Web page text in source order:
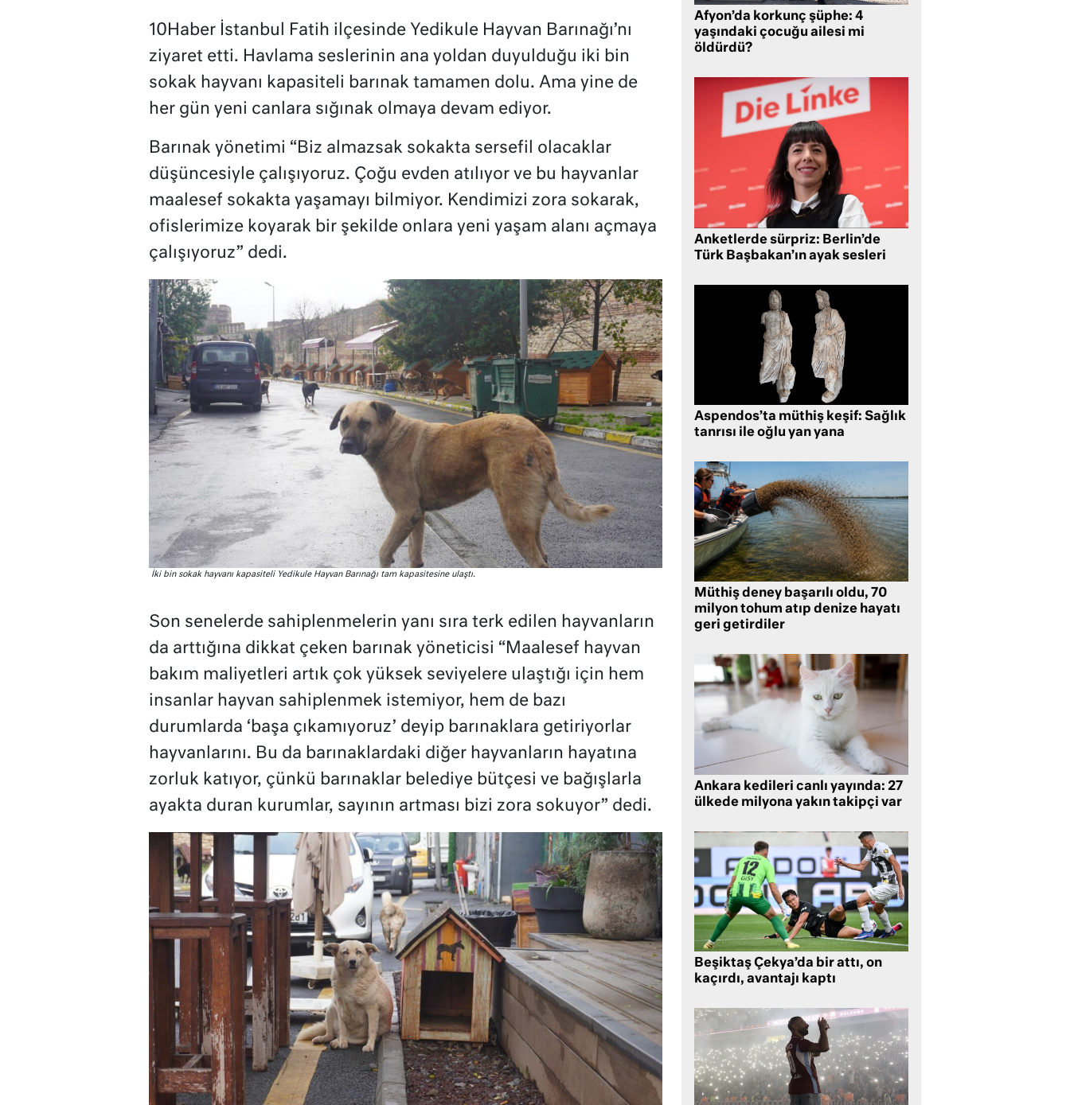
10Haber İstanbul Fatih ilçesinde Yedikule Hayvan Barınağı’nı
ziyaret etti. Havlama seslerinin ana yoldan duyulduğu iki bin
sokak hayvanı kapasiteli barınak tamamen dolu. Ama yine de
her gün yeni canlara sığınak olmaya devam ediyor.
Barınak yönetimi “Biz almazsak sokakta sersefil olacaklar
düşüncesiyle çalışıyoruz. Çoğu evden atılıyor ve bu hayvanlar
maalesef sokakta yaşamayı bilmiyor. Kendimizi zora sokarak,
ofislerimize koyarak bir şekilde onlara yeni yaşam alanı açmaya
çalışıyoruz” dedi.
İki bin sokak hayvanı kapasiteli Yedikule Hayvan Barınağı tam kapasitesine ulaştı.
Son senelerde sahiplenmelerin yanı sıra terk edilen hayvanların
da arttığına dikkat çeken barınak yöneticisi “Maalesef hayvan
bakım maliyetleri artık çok yüksek seviyelere ulaştığı için hem
insanlar hayvan sahiplenmek istemiyor, hem de bazı
durumlarda ‘başa çıkamıyoruz’ deyip barınaklara getiriyorlar
hayvanlarını. Bu da barınaklardaki diğer hayvanların hayatına
zorluk katıyor, çünkü barınaklar belediye bütçesi ve bağışlarla
ayakta duran kurumlar, sayının artması bizi zora sokuyor” dedi.
Afyon’da korkunç şüphe: 4
yaşındaki çocuğu ailesi mi
öldürdü?
Anketlerde sürpriz: Berlin’de
Türk Başbakan’ın ayak sesleri
Aspendos’ta müthiş keşif: Sağlık
tanrısı ile oğlu yan yana
Müthiş deney başarılı oldu, 70
milyon tohum atıp denize hayatı
geri getirdiler
Ankara kedileri canlı yayında: 27
ülkede milyona yakın takipçi var
Beşiktaş Çekya’da bir attı, on
kaçırdı, avantajı kaptı